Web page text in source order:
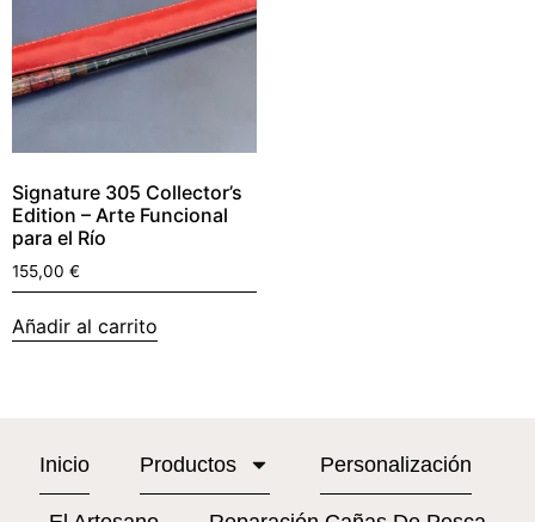
Signature 305 Collector’s
Edition – Arte Funcional
para el Río
155,00 €
Añadir al carrito
Inicio Productos Personalización